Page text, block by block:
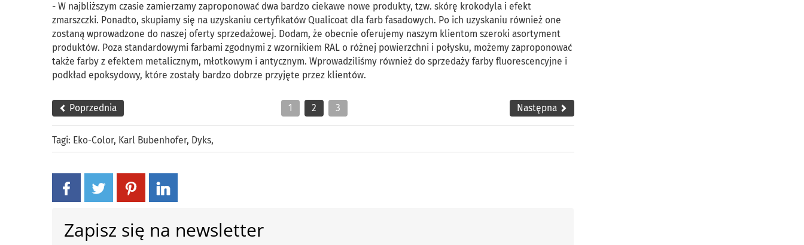
- W najbliższym czasie zamierzamy zaproponować dwa bardzo ciekawe nowe produkty, tzw. skórę krokodyla i efekt
zmarszczki. Ponadto, skupiamy się na uzyskaniu certyfikatów Qualicoat dla farb fasadowych. Po ich uzyskaniu również one
zostaną wprowadzone do naszej oferty sprzedażowej. Dodam, że obecnie oferujemy naszym klientom szeroki asortyment
produktów. Poza standardowymi farbami zgodnymi z wzornikiem RAL o różnej powierzchni i połysku, możemy zaproponować
także farby z efektem metalicznym, młotkowym i antycznym. Wprowadziliśmy również do sprzedaży farby fluorescencyjne i
podkład epoksydowy, które zostały bardzo dobrze przyjęte przez klientów.
Poprzednia 1 2 3 Następna
Tagi: Eko-Color, Karl Bubenhofer, Dyks,
Zapisz się na newsletter